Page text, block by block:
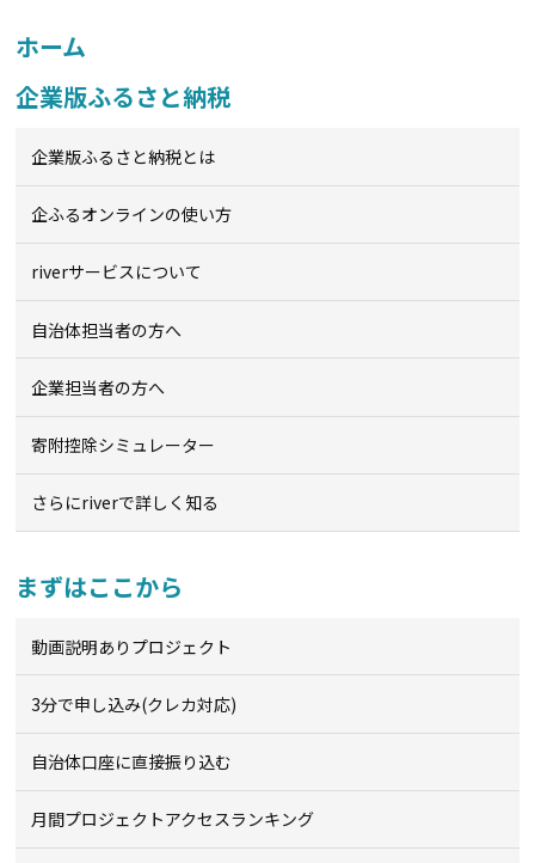
ホーム
企業版ふるさと納税
企業版ふるさと納税とは
企ふるオンラインの使い方
riverサービスについて
自治体担当者の方へ
企業担当者の方へ
寄附控除シミュレーター
さらにriverで詳しく知る
まずはここから
動画説明ありプロジェクト
3分で申し込み(クレカ対応)
自治体口座に直接振り込む
月間プロジェクトアクセスランキング